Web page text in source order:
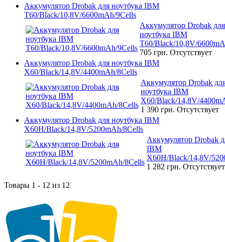
Аккумулятор Drobak для ноутбука IBM
T60/Black/10,8V/6600mAh/9Cells
Аккумулятор Drobak для
ноутбука IBM
T60/Black/10,8V/
705 грн. Отсутствует
Аккумулятор Drobak для ноутбука IBM
X60/Black/14,8V/4400mAh/8Cells
Аккумулятор Drobak
ноутбука IBM
X60/Black/14,8V/
1 390 грн. Отсутствует
Аккумулятор Drobak для ноутбука IBM
X60H/Black/14,8V/5200mAh/8Cells
Аккумулятор Drobak
IBM
X60H/Black/14,8V/
1 282 грн. Отсутствует
Товары 1 - 12 из 12